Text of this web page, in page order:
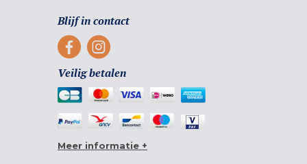
Blijf in contact
Veilig betalen
Meer informatie +